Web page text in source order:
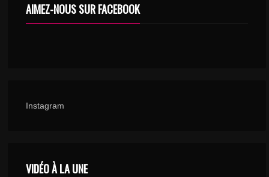
AIMEZ-NOUS SUR FACEBOOK
Instagram
VIDÉO À LA UNE